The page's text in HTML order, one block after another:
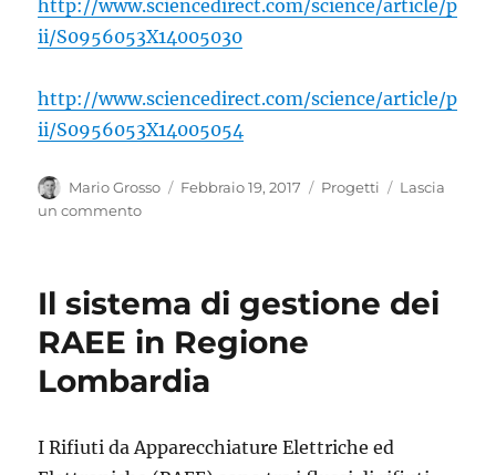
http://www.sciencedirect.com/science/article/p
ii/S0956053X14005030
http://www.sciencedirect.com/science/article/p
ii/S0956053X14005054
Autore
Mario Grosso
Pubblicato
Febbraio 19, 2017 Categorie
Progetti
Lascia
un commentosu
abbattimento
dei
gas
acidi
ad
temperatura
Il sistema di gestione dei
RAEE in Regione
Lombardia
I Rifiuti da Apparecchiature Elettriche ed